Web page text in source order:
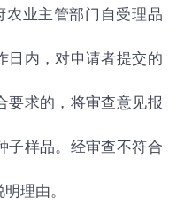
业主管部门自受理品
日内，对申请者提交的
要求的，将审查意见报
子样品。经审查不符合
理由。